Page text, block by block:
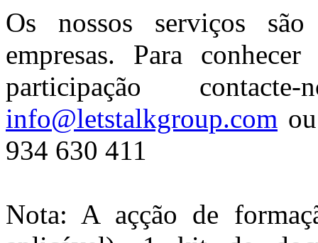
Os nossos serviços
empresas. Para
participação
info@letstalkgroup.com
934 630 411
Nota: A açção de